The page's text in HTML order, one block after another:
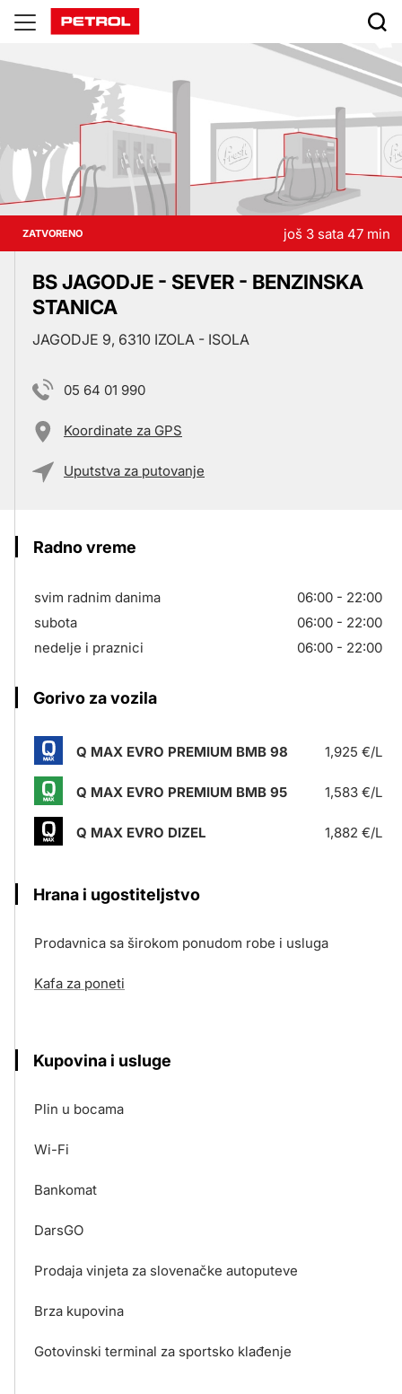
Prodajna
mesta
ZATVORENO još 3 sata 47 min
BS JAGODJE - SEVER - BENZINSKA
STANICA
JAGODJE 9, 6310 IZOLA - ISOLA
05 64 01 990
Koordinate za GPS
Uputstva za putovanje
Radno vreme
svim radnim danima
06:00 - 22:00
subota
06:00 - 22:00
nedelje i praznici
06:00 - 22:00
Gorivo za vozila
Q MAX EVRO PREMIUM BMB 98 1,925 €/L
Q MAX EVRO PREMIUM BMB 95 1,583 €/L
Q MAX EVRO DIZEL 1,882 €/L
Hrana i ugostiteljstvo
Prodavnica sa širokom ponudom robe i usluga
Kafa za poneti
Kupovina i usluge
Plin u bocama
Wi-Fi
Bankomat
DarsGO
Prodaja vinjeta za slovenačke autoputeve
Brza kupovina
Gotovinski terminal za sportsko klađenje